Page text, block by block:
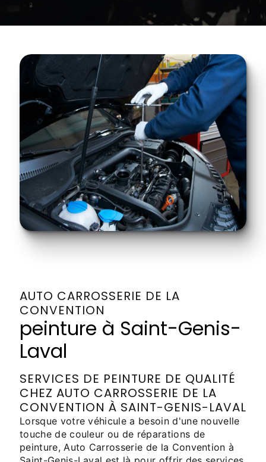
AUTO CARROSSERIE DE LA
CONVENTION
peinture à Saint-Genis-
Laval
SERVICES DE PEINTURE DE QUALITÉ
CHEZ AUTO CARROSSERIE DE LA
CONVENTION À SAINT-GENIS-LAVAL
Lorsque votre véhicule a besoin d'une nouvelle
touche de couleur ou de réparations de
peinture, Auto Carrosserie de la Convention à